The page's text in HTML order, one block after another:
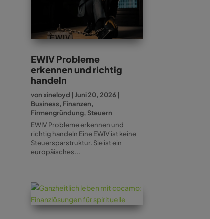
EWIV Probleme
erkennen und richtig
handeln
vonxineloyd |Juni 20, 2026
Business, Finanzen,
Firmengründung, Steuern
EWIV Probleme erkennen und
richtig handeln Eine EWIV ist keine
Steuersparstruktur. Sie ist ein
europäisches...